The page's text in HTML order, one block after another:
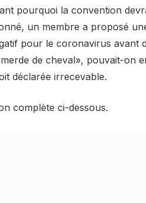
pourquoi la convention
un membre a proposé
pour le coronavirus avant
de cheval», pouvait-on
déclarée irrecevable.
complète ci-dessous.